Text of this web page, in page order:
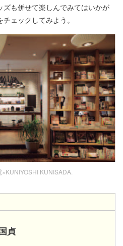
も併せて楽しんでみてはいかが
ェックしてみよう。
KUNISADA.
貞